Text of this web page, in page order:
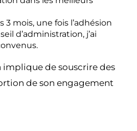
3 mois, une fois l’adhésion
d’administration, j’ai
implique de souscrire des
de son engagement